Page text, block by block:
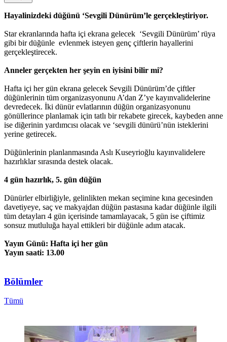
Hayalinizdeki düğünü ‘Sevgili Dünürüm’le gerçekleştiriyor.
Star ekranlarında hafta içi ekrana gelecek ‘Sevgili Dünürüm’ rüya
gibi bir düğünle evlenmek isteyen genç çiftlerin hayallerini
gerçekleştirecek.
Anneler gerçekten her şeyin en iyisini bilir mi?
Hafta içi her gün ekrana gelecek Sevgili Dünürüm’de çiftler
düğünlerinin tüm organizasyonunu A’dan Z’ye kayınvalidelerine
devredecek. İki dünür evlatlarının düğün organizasyonunu
gönüllerince planlamak için tatlı bir rekabete girecek, kaybeden anne
ise diğerinin yardımcısı olacak ve ‘sevgili dünürü’nün isteklerini
yerine getirecek.
Düğünlerinin planlanmasında Aslı Kuseyrioğlu kayınvalidelere
hazırlıklar sırasında destek olacak.
4 gün hazırlık, 5. gün düğün
Dünürler elbirliğiyle, gelinlikten mekan seçimine kına gecesinden
davetiyeye, saç ve makyajdan düğün pastasına kadar düğünle ilgili
tüm detayları 4 gün içerisinde tamamlayacak, 5 gün ise çiftimiz
sonsuz mutluluğa hayal ettikleri bir düğünle adım atacak.
Yayın Günü: Hafta içi her gün
Yayın saati: 13.00
Bölümler
Tümü